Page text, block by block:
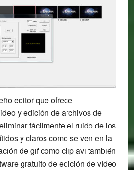
editor que ofrece
y edición de archivos de
fácilmente el ruido de los
y claros como se ven en la
de gif como clip avi también
gratuito de edición de vídeo